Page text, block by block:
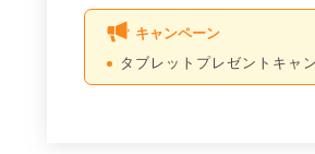
キャンペーン
タブレットプレゼントキャ